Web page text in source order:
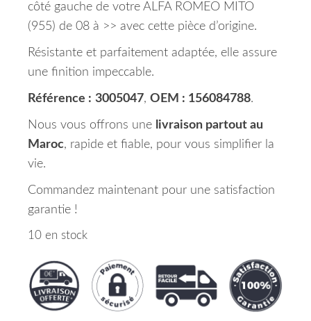
côté gauche de votre ALFA ROMEO MITO
(955) de 08 à >> avec cette pièce d’origine.
Résistante et parfaitement adaptée, elle assure
une finition impeccable.
Référence : 3005047, OEM : 156084788.
Nous vous offrons une livraison partout au
Maroc, rapide et fiable, pour vous simplifier la
vie.
Commandez maintenant pour une satisfaction
garantie !
10 en stock